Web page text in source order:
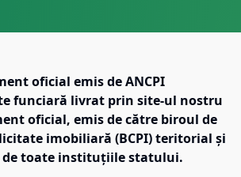
oficial emis de ANCPI
funciară livrat prin site-ul nostru
oficial, emis de către biroul de
imobiliară (BCPI) teritorial și
de toate instituțiile statului.